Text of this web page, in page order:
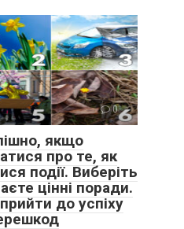
0
якщо
про те, як
події. Виберіть
цінні поради.
до успіху